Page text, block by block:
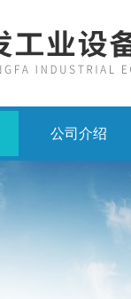
公司介绍